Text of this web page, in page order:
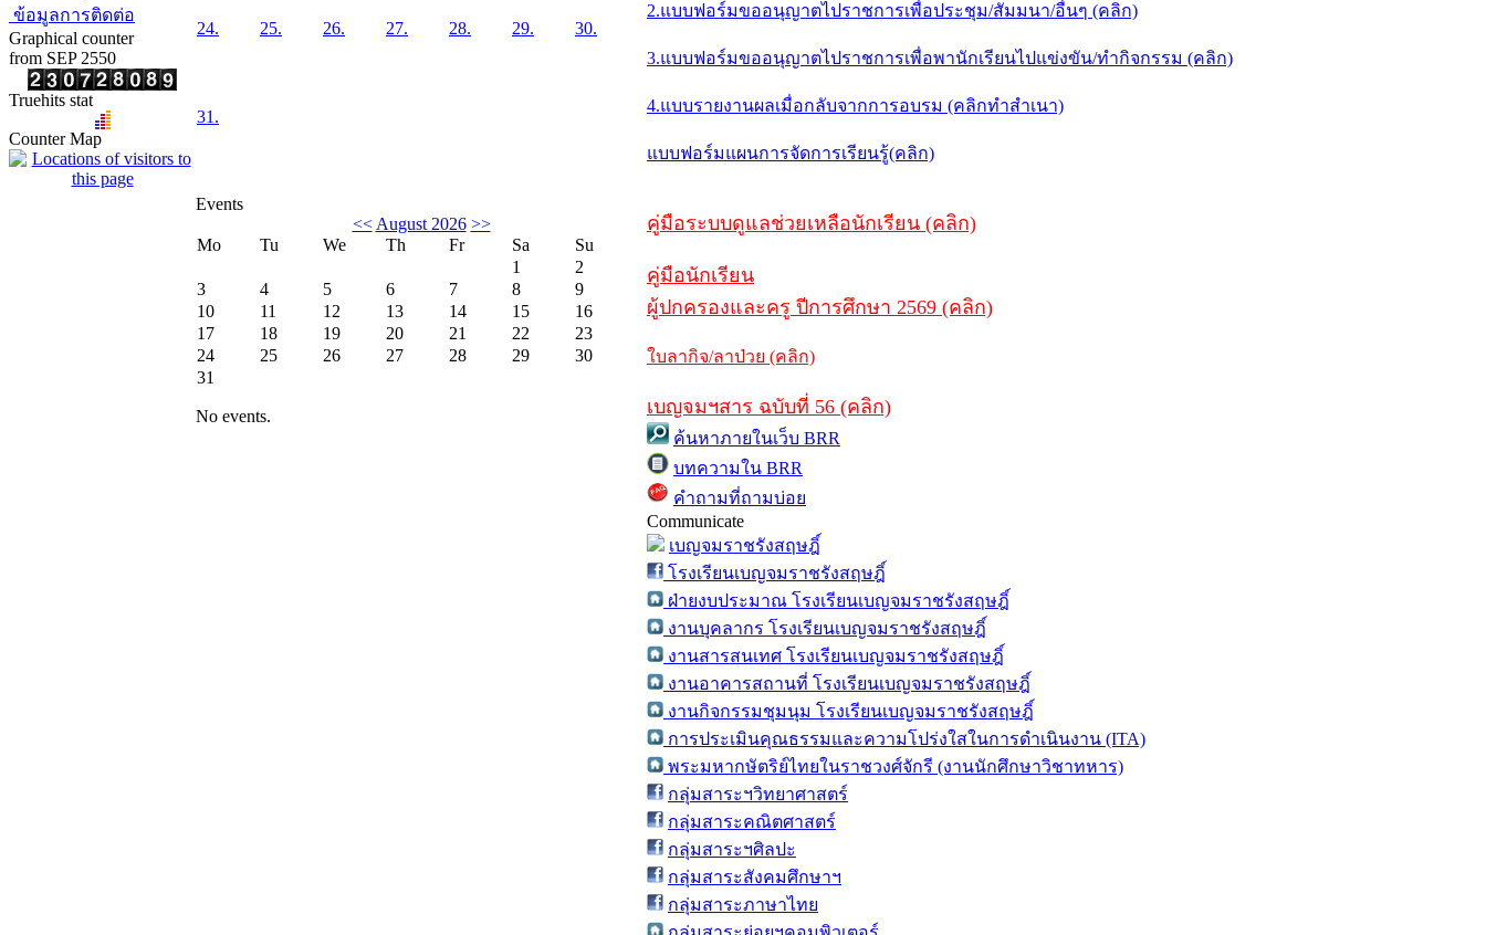
ข้อมูลการติดต่อ
Graphical counter
from SEP 2550
Truehits stat
Counter Map
24. 25. 26. 27. 28. 29. 30.
31.
Events
<< August 2026 >>
Mo
Tu We Th Fr Sa
Su
1
2
3
4 5 6 7 8
9
10
11 12 13 14 15
16
17
18 19 20 21 22
23
24
25 26 27 28 29
30
31
No events.
2.แบบฟอร์มขออนุญาตไปราชการเพื่อประชุม/สัมมนา/อื่นๆ (คลิก)
3.แบบฟอร์มขออนุญาตไปราชการเพื่อพานักเรียนไปแข่งขัน/ทำกิจกรรม (คลิก)
4.แบบรายงานผลเมื่อกลับจากการอบรม (คลิกทำสำเนา)
แบบฟอร์มแผนการจัดการเรียนรู้(คลิก)
คู่มือระบบดูแลช่วยเหลือนักเรียน (คลิก)
คู่มือนักเรียน
ผู้ปกครองและครู ปีการศึกษา 2569 (คลิก)
ใบลากิจ/ลาป่วย (คลิก)
เบญจมฯสาร ฉบับที่ 56 (คลิก)
ค้นหาภายในเว็บ BRR
บทความใน BRR
คำถามที่ถามบ่อย
Communicate
เบญจมราชรังสฤษฎิ์
โรงเรียนเบญจมราชรังสฤษฎิ์
ฝ่ายงบประมาณ โรงเรียนเบญจมราชรังสฤษฎิ์
งานบุคลากร โรงเรียนเบญจมราชรังสฤษฎิ์
งานสารสนเทศ โรงเรียนเบญจมราชรังสฤษฎิ์
งานอาคารสถานที่ โรงเรียนเบญจมราชรังสฤษฎิ์
งานกิจกรรมชุมนุม โรงเรียนเบญจมราชรังสฤษฎิ์
การประเมินคุณธรรมและความโปร่งใสในการดำเนินงาน (ITA)
พระมหากษัตริย์ไทยในราชวงศ์จักรี (งานนักศึกษาวิชาทหาร)
กลุ่มสาระฯวิทยาศาสตร์
กลุ่มสาระคณิตศาสตร์
กลุ่มสาระฯศิลปะ
กลุ่มสาระสังคมศึกษาฯ
กลุ่มสาระภาษาไทย